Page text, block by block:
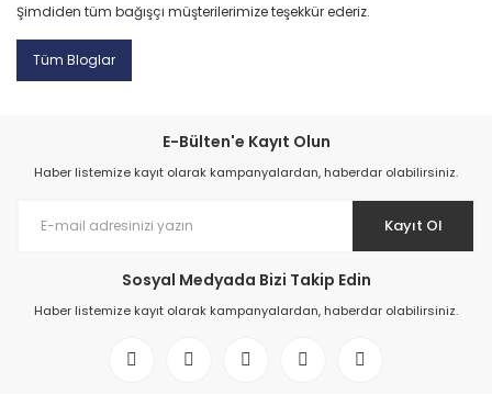
Şimdiden tüm bağışçı müşterilerimize teşekkür ederiz.
Tüm Bloglar
E-Bülten'e Kayıt Olun
Haber listemize kayıt olarak kampanyalardan, haberdar olabilirsiniz.
Kayıt Ol
Sosyal Medyada Bizi Takip Edin
Haber listemize kayıt olarak kampanyalardan, haberdar olabilirsiniz.